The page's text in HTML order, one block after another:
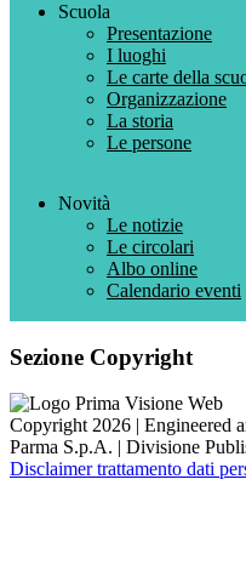
Scuola
Presentazione
I luoghi
Le carte della
Organizzazione
La storia
Le persone
Novità
Le notizie
Le circolari
Albo online
Calendario eventi
Sezione Copyright
Copyright 2026 | Engineered
Parma S.p.A. | Divisione
Disclaimer trattamento dati